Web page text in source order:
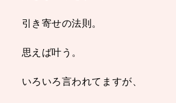
引き寄せの法則。
思えば叶う。
いろいろ言われてますが、